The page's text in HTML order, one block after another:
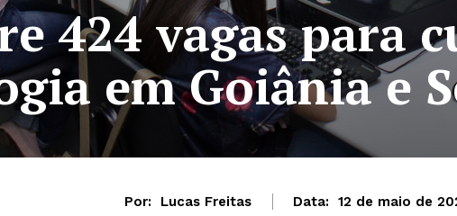
424 vagas para
em Goiânia e
Por: Lucas Freitas Data: 12 de maio de